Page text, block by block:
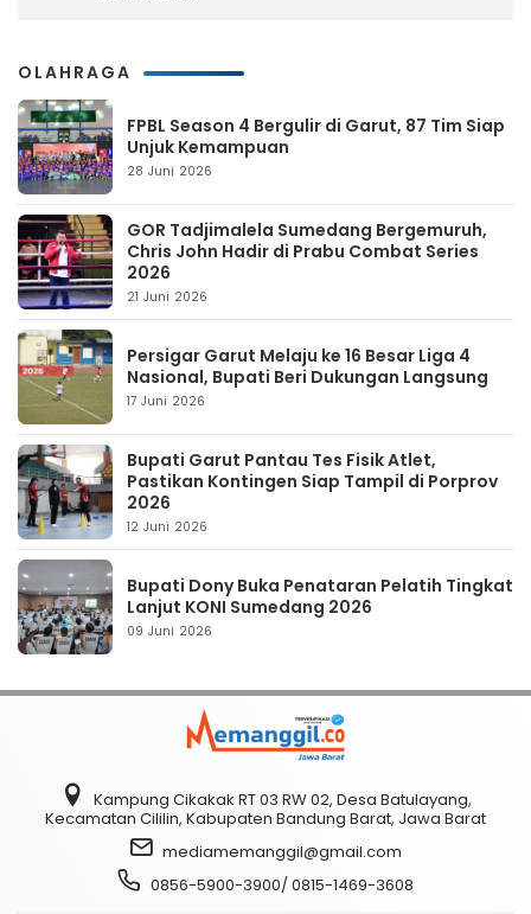
OLAHRAGA
FPBL Season 4 Bergulir di Garut, 87 Tim Siap
Unjuk Kemampuan
28 Juni 2026
GOR Tadjimalela Sumedang Bergemuruh,
Chris John Hadir di Prabu Combat Series
2026
21 Juni 2026
Persigar Garut Melaju ke 16 Besar Liga 4
Nasional, Bupati Beri Dukungan Langsung
17 Juni 2026
Bupati Garut Pantau Tes Fisik Atlet,
Pastikan Kontingen Siap Tampil di Porprov
2026
12 Juni 2026
Bupati Dony Buka Penataran Pelatih Tingkat
Lanjut KONI Sumedang 2026
09 Juni 2026
Kampung Cikakak RT 03 RW 02, Desa Batulayang,
Kecamatan Cililin, Kabupaten Bandung Barat, Jawa Barat
mediamemanggil@gmail.com
0856-5900-3900/ 0815-1469-3608